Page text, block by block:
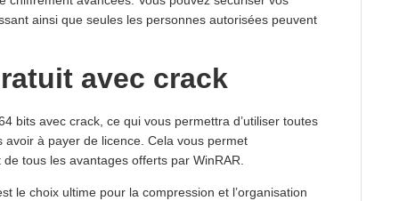
ainsi que seules les personnes autorisées peuvent
avec crack
bits avec crack, ce qui vous permettra d’utiliser toutes
à payer de licence. Cela vous permet
tous les avantages offerts par WinRAR.
le choix ultime pour la compression et l’organisation